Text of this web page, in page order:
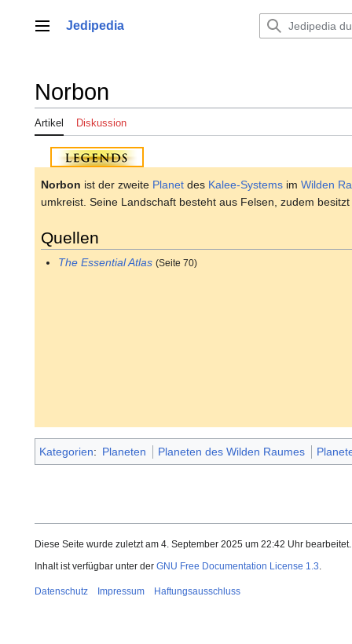
springenHauptmenü
Jedipedia
Norbon
Artikel Diskussion
Norbon ist der zweite Planet des Kalee-Systems im Wilden
umkreist. Seine Landschaft besteht aus Felsen, zudem
Quellen
The Essential Atlas (Seite 70)
Kategorien: Planeten Planeten des Wilden Raumes
Diese Seite wurde zuletzt am 4. September 2025 um 22:42 Uhr bearbeitet.
Inhalt ist verfügbar unter der GNU Free Documentation License 1.3
Datenschutz Impressum Haftungsausschluss